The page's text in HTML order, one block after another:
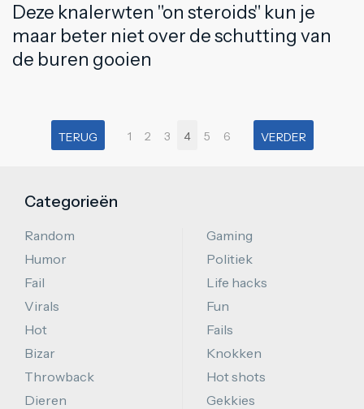
Deze knalerwten "on steroids" kun je
maar beter niet over de schutting van
de buren gooien
TERUG 1 2 3 4 5 6 VERDER
Categorieën
Random
Humor
Fail
Virals
Hot
Bizar
Throwback
Dieren
Gaming
Politiek
Life hacks
Fun
Fails
Knokken
Hot shots
Gekkies